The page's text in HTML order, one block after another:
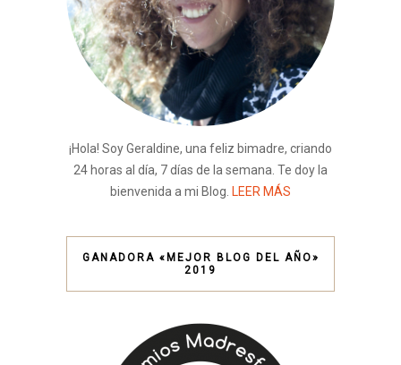
¡Hola! Soy Geraldine, una feliz bimadre, criando
24 horas al día, 7 días de la semana. Te doy la
bienvenida a mi Blog. LEER MÁS
GANADORA «MEJOR BLOG DEL AÑO»
2019